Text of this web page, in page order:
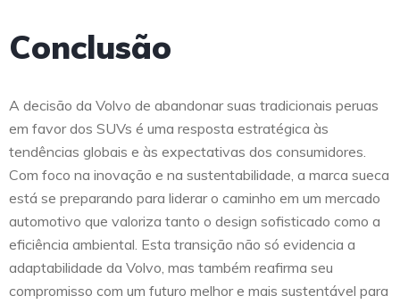
Conclusão
A decisão da Volvo de abandonar suas tradicionais peruas
em favor dos SUVs é uma resposta estratégica às
tendências globais e às expectativas dos consumidores.
Com foco na inovação e na sustentabilidade, a marca sueca
está se preparando para liderar o caminho em um mercado
automotivo que valoriza tanto o design sofisticado como a
eficiência ambiental. Esta transição não só evidencia a
adaptabilidade da Volvo, mas também reafirma seu
compromisso com um futuro melhor e mais sustentável para